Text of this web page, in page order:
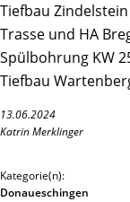
Tiefbau
Trasse und HA
Spülbohrung KW
Tiefbau
13.06.2024
Katrin Merklinger
Kategorie(n):
Donaueschingen